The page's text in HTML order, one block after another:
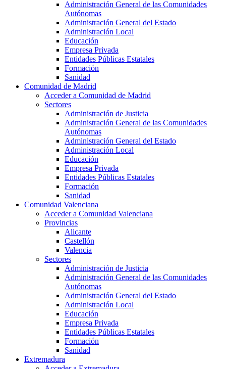
Administración General de las Comunidades
Autónomas
Administración General del Estado
Administración Local
Educación
Empresa Privada
Entidades Públicas Estatales
Formación
Sanidad
Comunidad de Madrid
Acceder a Comunidad de Madrid
Sectores
Administración de Justicia
Administración General de las Comunidades
Autónomas
Administración General del Estado
Administración Local
Educación
Empresa Privada
Entidades Públicas Estatales
Formación
Sanidad
Comunidad Valenciana
Acceder a Comunidad Valenciana
Provincias
Alicante
Castellón
Valencia
Sectores
Administración de Justicia
Administración General de las Comunidades
Autónomas
Administración General del Estado
Administración Local
Educación
Empresa Privada
Entidades Públicas Estatales
Formación
Sanidad
Extremadura